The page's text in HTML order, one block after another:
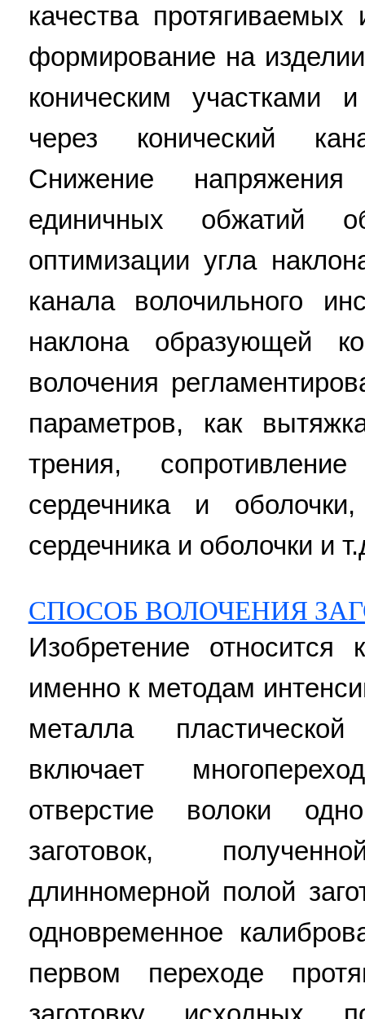
качества
формирование на
коническим участками
через конический
Снижение
единичных обжатий
оптимизации угла
канала волочильного
наклона образующей
волочения
параметров, как
трения,
сердечника и
сердечника и оболочки и
СПОСОБ ВОЛОЧЕНИЯ
Изобретение относится
именно к методам
металла
включает
отверстие волоки
заготовок,
длинномерной полой
одновременное
первом переходе